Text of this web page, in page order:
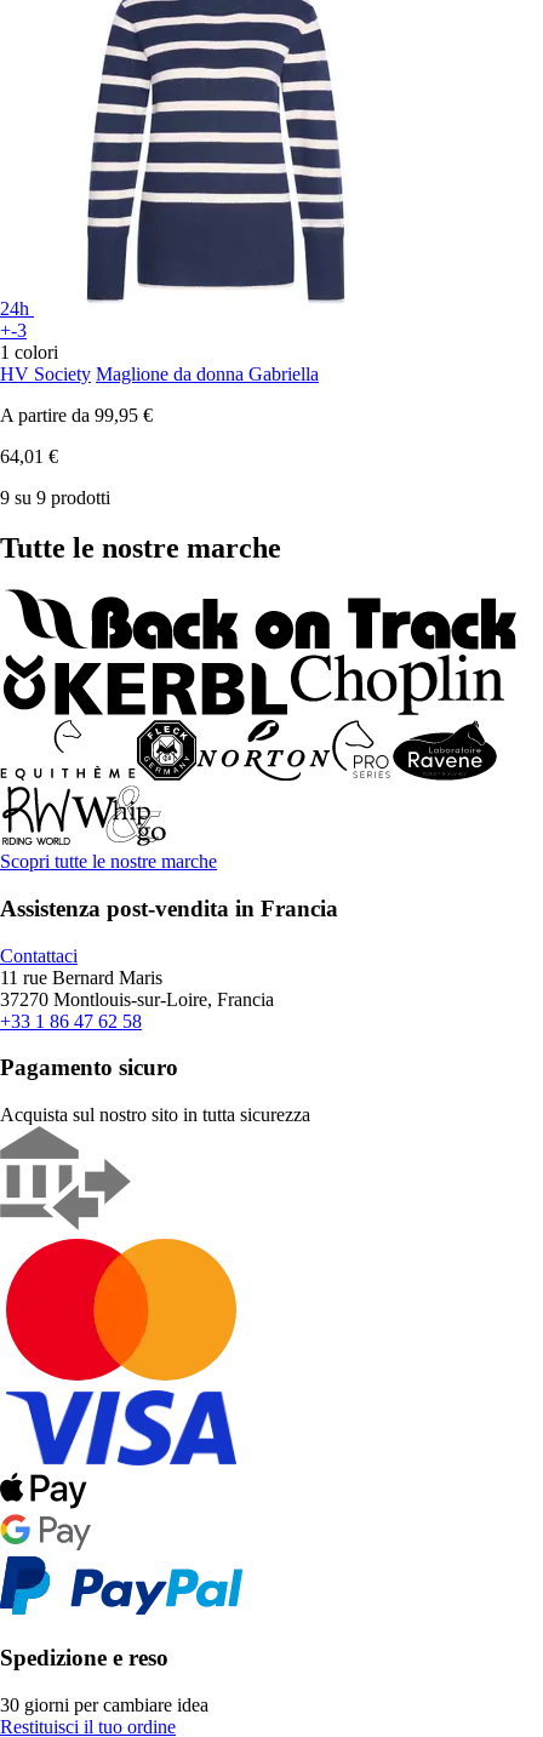
24h
+-3
1 colori
HV Society Maglione da donna Gabriella
A partire da 99,95 €
64,01 €
9 su 9 prodotti
Tutte le nostre marche
Scopri tutte le nostre marche
Assistenza post-vendita in Francia
Contattaci
11 rue Bernard Maris
37270 Montlouis-sur-Loire, Francia
+33 1 86 47 62 58
Pagamento sicuro
Acquista sul nostro sito in tutta sicurezza
Spedizione e reso
30 giorni per cambiare idea
Restituisci il tuo ordine